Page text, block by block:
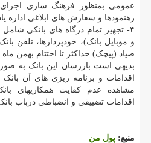
عمومی بمنظور فرهنگ سازی
رهنمودها و سفارش های ابلاغی اداره
۴- تجهیز تمام درگاه های بانکی شامل
و موبایل بانک)، خودپردازها، تلفن
صیاد (پیچک) حداکثر تا اختتام بهمن
بدیهی است بازرسان این بانک به
اقدامات و برنامه ریزی های آن
مشاهده عدم کفایت همکاریهای
اقدامات تضییقی و انضباطی درباب
منبع: پول من